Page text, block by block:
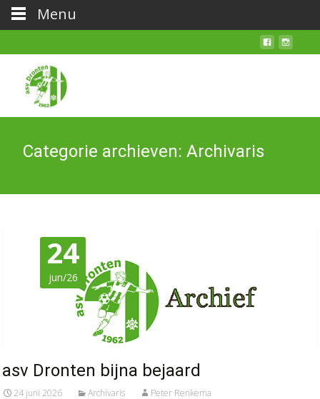
Categorie archieven: Archivaris
24
jun/26
asv Dronten bijna bejaard
24 juni 2026 Archivaris Peter Renkema
Menu